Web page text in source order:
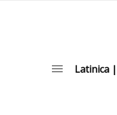
Latinica |